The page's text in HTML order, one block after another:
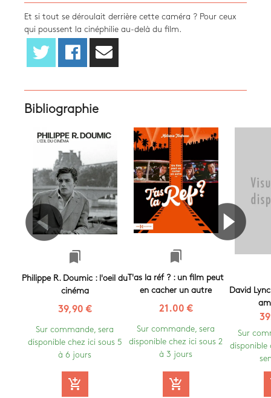
Et si tout se déroulait derrière cette caméra ? Pour ceux
qui poussent la cinéphilie au-delà du film.
Bibliographie
bookmarks
Philippe R. Doumic : l'oeil du
cinéma
39,90 €
Sur commande, sera
disponible chez ici sous 5
à 6 jours
add_shopping_cart
bookmarks
T'as la réf ? : un film peut
en cacher un autre
21.00 €
Sur commande, sera
disponible chez ici sous 2
à 3 jours
add_shopping_cart
David
Sur
disponible